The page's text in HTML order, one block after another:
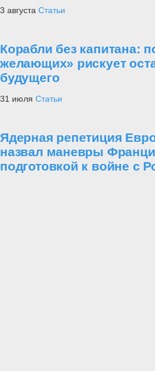
3 августа Статьи
Корабли без капитана:
желающих» рискует
будущего
31 июля Статьи
Ядерная репетиция
назвал маневры
подготовкой к войне с